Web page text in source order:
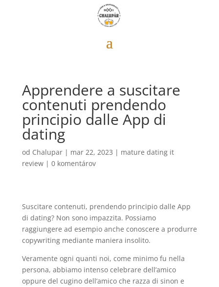
Apprendere a suscitare
contenuti prendendo
principio dalle App di
dating
od Chalupar| mar 22, 2023 | mature dating it
review| 0 komentárov
Suscitare contenuti, prendendo principio dalle App
di dating? Non sono impazzita. Possiamo
raggiungere ad esempio anche conoscere a produrre
copywriting mediante maniera insolito.
Veramente ogni quanti noi, come minimo fu nella
persona, abbiamo intenso celebrare dell’amico
oppure del cugino dell’amico che razza di sinon e